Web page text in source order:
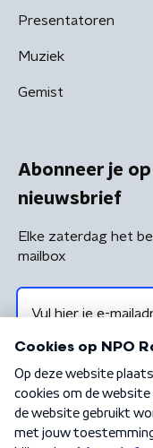
Presentatoren
Muziek
Gemist
Abonneer je
nieuwsbrief
Elke zaterdag het
mailbox
Algemene